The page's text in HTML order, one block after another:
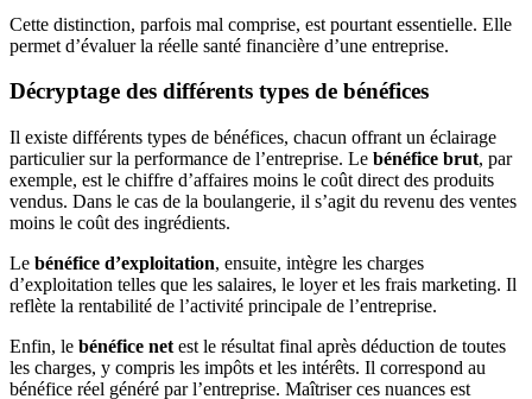
Cette distinction, parfois mal comprise, est pourtant essentielle. Elle
permet d’évaluer la réelle santé financière d’une entreprise.
Décryptage des différents types de bénéfices
Il existe différents types de bénéfices, chacun offrant un éclairage
particulier sur la performance de l’entreprise. Le bénéfice brut, par
exemple, est le chiffre d’affaires moins le coût direct des produits
vendus. Dans le cas de la boulangerie, il s’agit du revenu des ventes
moins le coût des ingrédients.
Le bénéfice d’exploitation, ensuite, intègre les charges
d’exploitation telles que les salaires, le loyer et les frais marketing. Il
reflète la rentabilité de l’activité principale de l’entreprise.
Enfin, le bénéfice net est le résultat final après déduction de toutes
les charges, y compris les impôts et les intérêts. Il correspond au
bénéfice réel généré par l’entreprise. Maîtriser ces nuances est